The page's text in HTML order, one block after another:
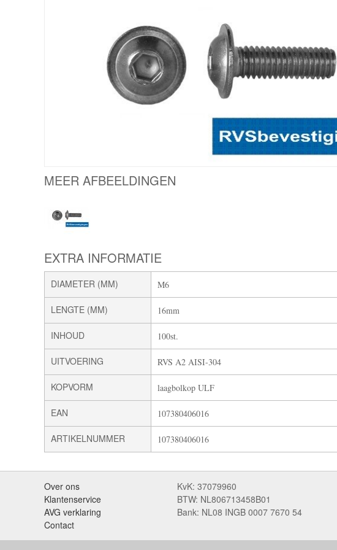
MEER AFBEELDINGEN
EXTRA INFORMATIE
DIAMETER (MM) M6
LENGTE (MM) 16mm
INHOUD 100st.
UITVOERING RVS A2 AISI-304
KOPVORM laagbolkop ULF
EAN 107380406016
ARTIKELNUMMER 107380406016
Over ons
Klantenservice
AVG verklaring
Contact
KvK: 37079960
BTW: NL806713458B01
Bank: NL08 INGB 0007 7670 54